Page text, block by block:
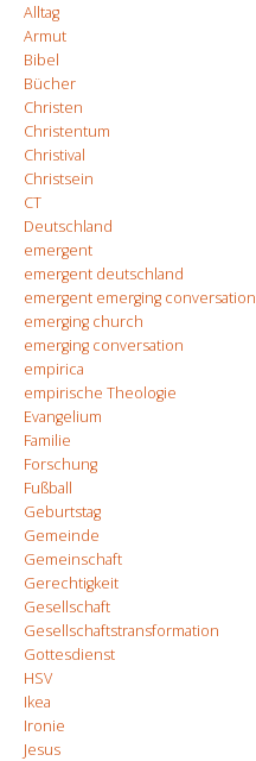
Alltag
Armut
Bibel
Bücher
Christen
Christentum
Christival
Christsein
CT
Deutschland
emergent
emergent deutschland
emergent emerging conversation
emerging church
emerging conversation
empirica
empirische Theologie
Evangelium
Familie
Forschung
Fußball
Geburtstag
Gemeinde
Gemeinschaft
Gerechtigkeit
Gesellschaft
Gesellschaftstransformation
Gottesdienst
HSV
Ikea
Ironie
Jesus